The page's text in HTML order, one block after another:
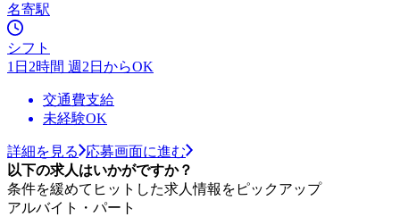
名寄駅
シフト
1日2時間 週2日からOK
交通費支給
未経験OK
詳細を見る
応募画面に進む
以下の求人はいかがですか？
条件を緩めてヒットした求人情報をピックアップ
アルバイト・パート